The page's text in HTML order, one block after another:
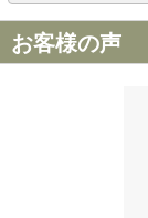
お客様の声